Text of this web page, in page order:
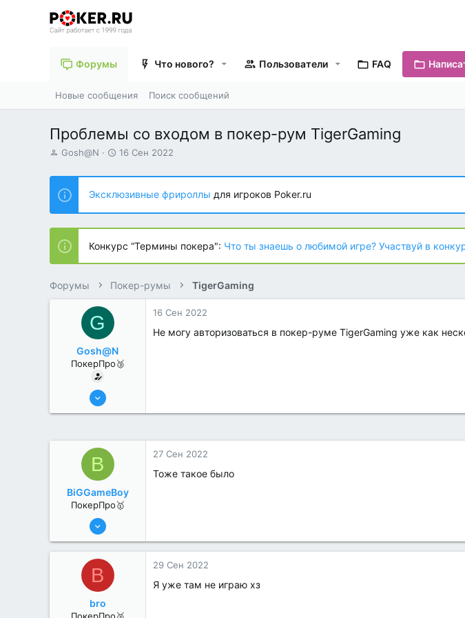
Форумы Что нового? Пользователи FAQ
Новые сообщения Поиск сообщений
Проблемы со входом в покер-рум TigerGaming
А
т
о
р
т
е
м
ы
Gosh@N
Д
т
н
а
ч
л
а
16 Сен 2022
Эксклюзивные фрироллы для игроков Poker.ru
Конкурс “Термины покера": Что ты знаешь о любимой игре? Участвуй в
Форумы Покер-румы TigerGaming
G
Gosh@N
ПокерПро🥉
17 Авг 2022
16 Сен 2022
Не могу авторизоваться в покер-руме TigerGaming уже как
B
BiGGameBoy
ПокерПро🥇
6 Июн 2022
6
27 Сен 2022
Тоже такое было
B
bro
29 Сен 2022
Я уже там не играю хз